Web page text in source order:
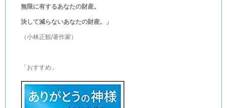
無限に有するあなたの財産。
決して減らないあなたの財産。」
（小林正観/著作家）
「おすすめ」